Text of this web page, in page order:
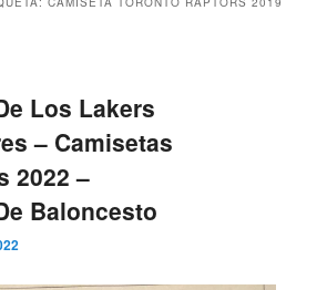
Los Lakers
– Camisetas
2022 –
Baloncesto